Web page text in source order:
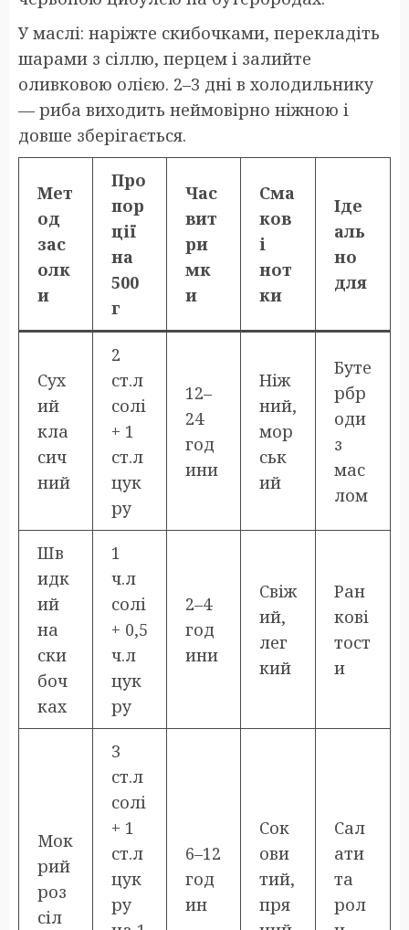
У маслі: наріжте скибочками, перекладіть
шарами з сіллю, перцем і залийте
оливковою олією. 2–3 дні в холодильнику
— риба виходить неймовірно ніжною і
довше зберігається.
Мет
од
зас
олк
и
Про
пор
ції
на
500
г
Час
вит
ри
мк
и
Сма
ков
і
нот
ки
Іде
аль
но
для
Сух
ий
кла
сич
ний
2
ст.л
солі
+ 1
ст.л
цук
ру
12–
24
год
ини
Ніж
ний,
мор
ськ
ий
Буте
рбр
оди
з
мас
лом
Шв
идк
ий
на
ски
боч
ках
1
ч.л
солі
+ 0,5
ч.л
цук
ру
2–4
год
ини
Свіж
ий,
лег
кий
Ран
кові
тост
и
Мок
рий
роз
сіл
3
ст.л
солі
+ 1
ст.л
цук
ру
6–12
год
ин
Сок
ови
тий,
пря
Сал
ати
та
рол